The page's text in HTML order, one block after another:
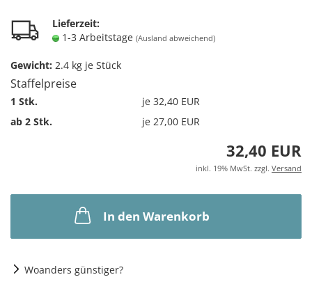
Lieferzeit:
1-3 Arbeitstage (Ausland abweichend)
Gewicht: 2.4 kg je Stück
Staffelpreise
1 Stk.
je 32,40 EUR
ab 2 Stk.
je 27,00 EUR
32,40 EUR
inkl. 19% MwSt. zzgl. Versand
In den Warenkorb
Woanders günstiger?